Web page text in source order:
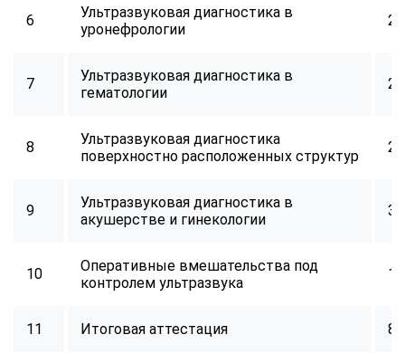
6
Ультразвуковая диагностика в
уронефрологии
24
7
Ультразвуковая диагностика в
гематологии
24
8
Ультразвуковая диагностика
поверхностно расположенных структур
24
9
Ультразвуковая диагностика в
акушерстве и гинекологии
32
10
Оперативные вмешательства под
контролем ультразвука
16
11 Итоговая аттестация 8